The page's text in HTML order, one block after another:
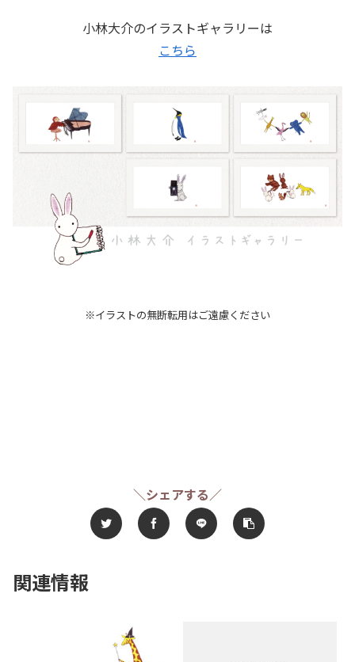
小林大介のイラストギャラリーは
こちら
※イラストの無断転用はご遠慮ください
＼シェアする／
関連情報